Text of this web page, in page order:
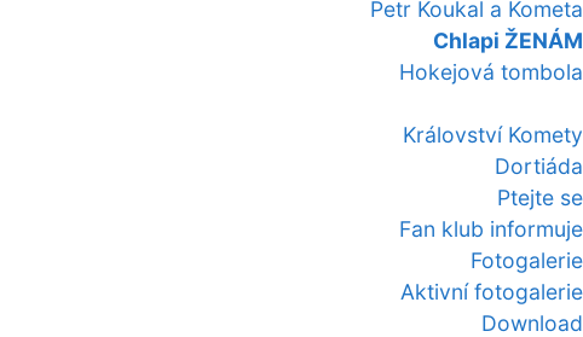
Petr Koukal a Kometa
Chlapi ŽENÁM
Hokejová tombola
Království Komety
Dortiáda
Ptejte se
Fan klub informuje
Fotogalerie
Aktivní fotogalerie
Download